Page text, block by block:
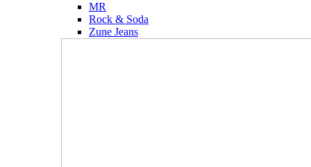
MR
Rock & Soda
Zune Jeans